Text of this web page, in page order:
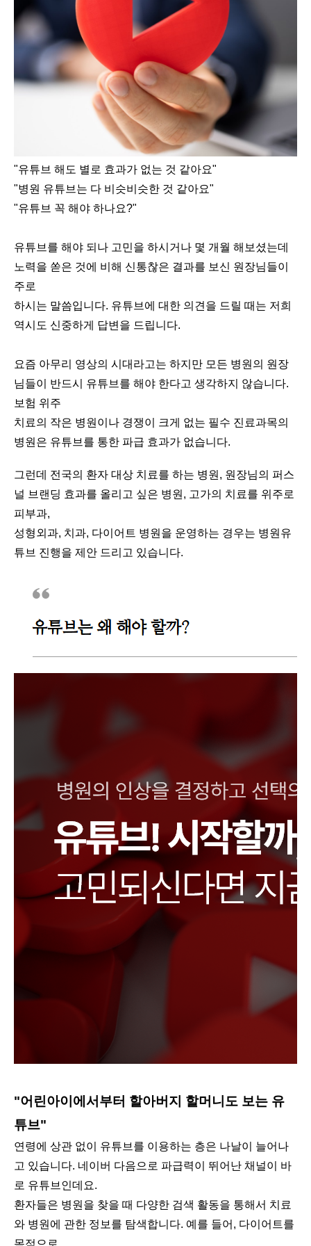
"유튜브 해도 별로 효과가 없는 것 같아요"
"병원 유튜브는 다 비슷비슷한 것 같아요"
"유튜브 꼭 해야 하나요?"
유튜브를 해야 되나 고민을 하시거나 몇 개월 해보셨는데
노력을 쏟은 것에 비해 신통찮은 결과를 보신 원장님들이
주로
하시는 말씀입니다. 유튜브에 대한 의견을 드릴 때는 저희
역시도 신중하게 답변을 드립니다.
요즘 아무리 영상의 시대라고는 하지만 모든 병원의 원장
님들이 반드시 유튜브를 해야 한다고 생각하지 않습니다.
보험 위주
치료의 작은 병원이나 경쟁이 크게 없는 필수 진료과목의
병원은 유튜브를 통한 파급 효과가 없습니다.
그런데 전국의 환자 대상 치료를 하는 병원, 원장님의 퍼스
널 브랜딩 효과를 올리고 싶은 병원, 고가의 치료를 위주로
피부과,
성형외과, 치과, 다이어트 병원을 운영하는 경우는 병원유
튜브 진행을 제안 드리고 있습니다.
"어린아이에서부터 할아버지 할머니도 보는 유
튜브"
연령에 상관 없이 유튜브를 이용하는 층은 나날이 늘어나
고 있습니다. 네이버 다음으로 파급력이 뛰어난 채널이 바
로 유튜브인데요.
환자들은 병원을 찾을 때 다양한 검색 활동을 통해서 치료
와 병원에 관한 정보를 탐색합니다. 예를 들어, 다이어트를
목적으로